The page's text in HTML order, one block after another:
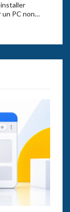
un PC non…